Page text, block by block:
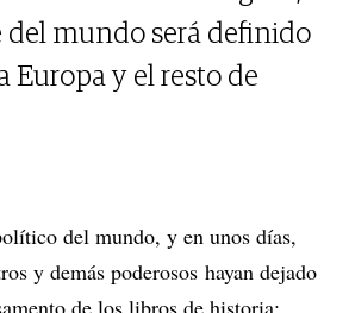
del mundo será definido
Europa y el resto de
del mundo, y en unos días,
y demás poderosos hayan dejado